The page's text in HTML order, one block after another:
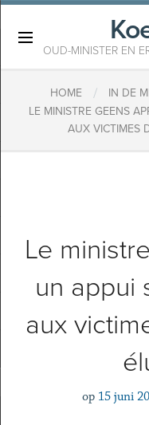
OUD-MINISTER EN
HOME / IN DE
​LE MINISTRE GEENS
AUX VICTIMES
​Le
un appui
aux
op 15 juni